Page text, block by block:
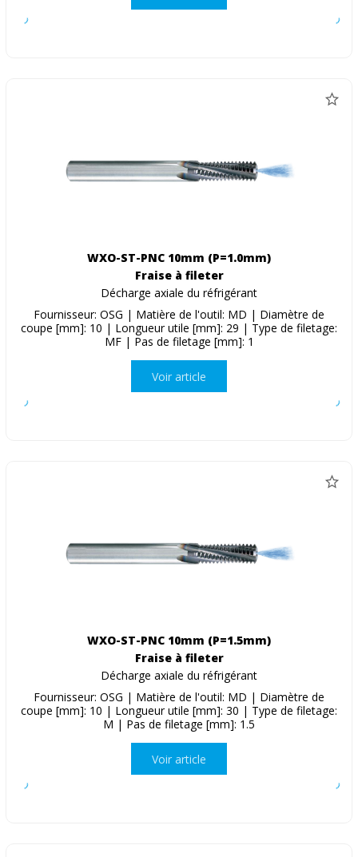
WXO-ST-PNC 10mm (P=1.0mm)
Fraise à fileter
Décharge axiale du réfrigérant
Fournisseur: OSG | Matière de l'outil: MD | Diamètre de
coupe [mm]: 10 | Longueur utile [mm]: 29 | Type de filetage:
MF | Pas de filetage [mm]: 1
Voir article
WXO-ST-PNC 10mm (P=1.5mm)
Fraise à fileter
Décharge axiale du réfrigérant
Fournisseur: OSG | Matière de l'outil: MD | Diamètre de
coupe [mm]: 10 | Longueur utile [mm]: 30 | Type de filetage:
M | Pas de filetage [mm]: 1.5
Voir article